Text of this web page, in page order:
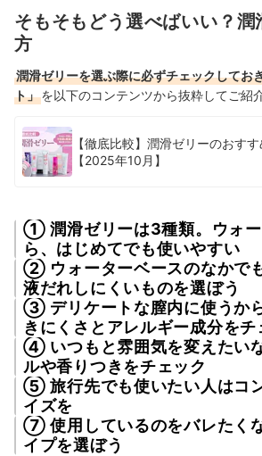
そもそもどう選べばいい？
方
潤滑ゼリーを選ぶ際に必ずチェックしてお
ト」を以下のコンテンツから抜粋してご紹
【徹底比較】潤滑ゼリーのおす
【2025年10月】
① 潤滑ゼリーは3種類。ウォー
ら、はじめてでも使いやすい
② ウォーターベースのなかで
液だれしにくいものを選ぼう
③ デリケートな膣内に使うか
きにくさとアレルギー成分をチ
④ いつもと雰囲気を変えたい
ルや香りつきをチェック
⑤ 旅行先でも使いたい人はコ
イズを
⑦ 使用しているのをバレたく
イプを選ぼう